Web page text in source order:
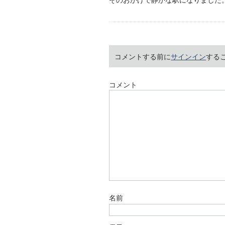
コメントする前にサインインする
コメント
名前